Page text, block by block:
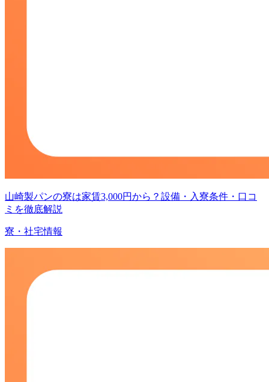
山崎製パンの寮は家賃3,000円から？設備・入寮条件・口コ
ミを徹底解説
寮・社宅情報